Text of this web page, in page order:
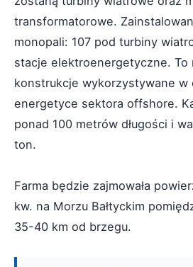
transformatorowe.
monopali: 107 pod turbiny
stacje elektroenergetyczne. To
konstrukcje wykorzystywane w
energetyce sektora offshore.
ponad 100 metrów długości i
ton.
Farma będzie zajmowała
kw. na Morzu Bałtyckim
35-40 km od brzegu.